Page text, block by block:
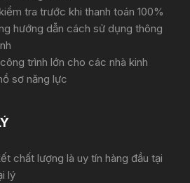
tra trước khi thanh toán 100%
hướng dẫn cách sử dụng thông
trình lớn cho các nhà kinh
sơ năng lực
chất lượng là uy tín hàng đầu tại
lý